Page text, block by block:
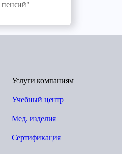
пенсий"
Услуги компаниям
Учебный центр
Мед. изделия
Сертификация